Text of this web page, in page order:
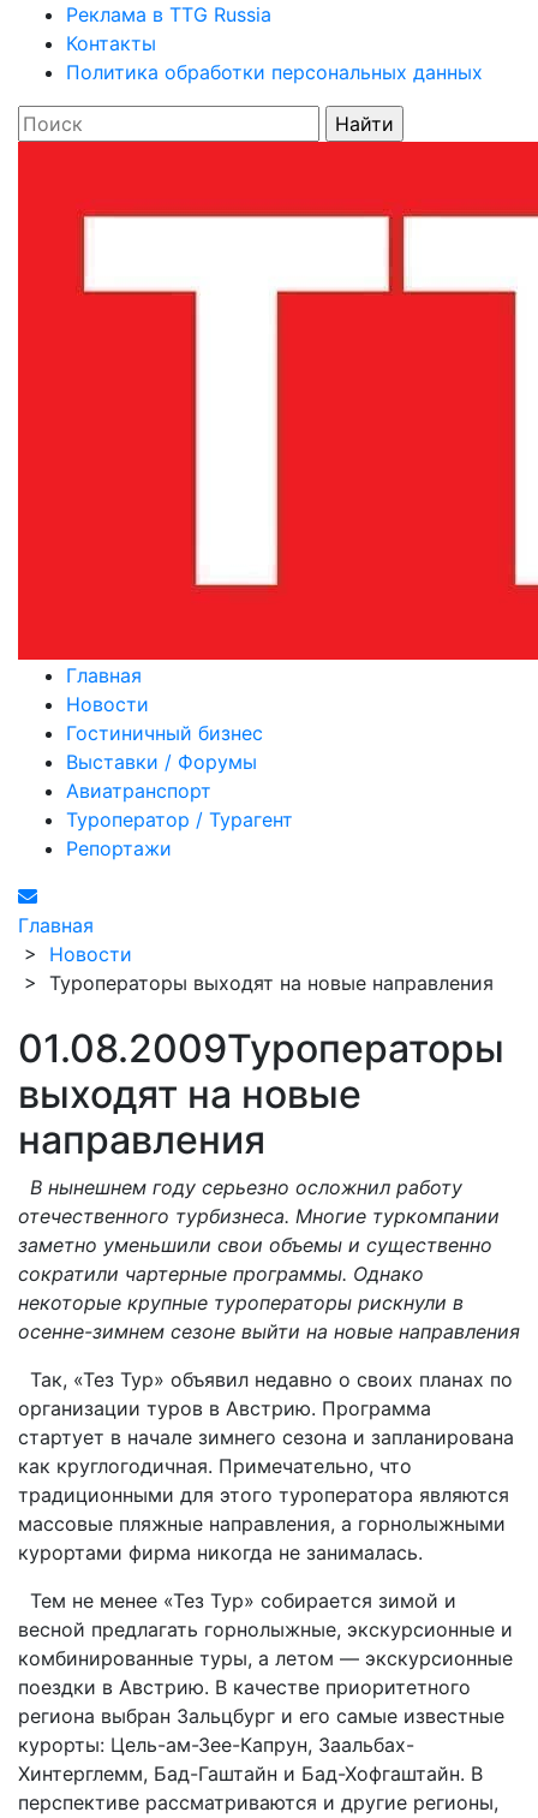
Реклама в TTG Russia
Контакты
Политика обработки персональных данных
Главная
Новости
Гостиничный бизнес
Выставки / Форумы
Авиатранспорт
Туроператор / Турагент
Репортажи
Главная
> Новости
> Туроператоры выходят на новые направления
01.08.2009Туроператоры
выходят на новые
направления
В нынешнем году серьезно осложнил работу
отечественного турбизнеса. Многие туркомпании
заметно уменьшили свои объемы и существенно
сократили чартерные программы. Однако
некоторые крупные туроператоры рискнули в
осенне-зимнем сезоне выйти на новые направления
Так, «Тез Тур» объявил недавно о своих планах по
организации туров в Австрию. Программа
стартует в начале зимнего сезона и запланирована
как круглогодичная. Примечательно, что
традиционными для этого туроператора являются
массовые пляжные направления, а горнолыжными
курортами фирма никогда не занималась.
Тем не менее «Тез Тур» собирается зимой и
весной предлагать горнолыжные, экскурсионные и
комбинированные туры, а летом — экскурсионные
поездки в Австрию. В качестве приоритетного
региона выбран Зальцбург и его самые известные
курорты: Цель-ам-Зее-Капрун, Заальбах-
Хинтерглемм, Бад-Гаштайн и Бад-Хофгаштайн. В
перспективе рассматриваются и другие регионы,